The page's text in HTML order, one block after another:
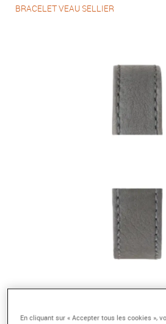
BRACELET VEAU SELLIER
En cliquant sur « Accepter tous les cookies »,